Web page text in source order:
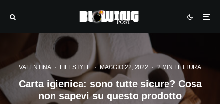
VALENTINA · LIFESTYLE · MAGGIO 22, 2022 · 2 MIN LETTURA
Carta igienica: sono tutte sicure? Cosa
non sapevi su questo prodotto